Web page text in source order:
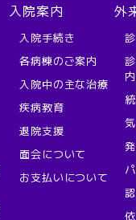
入院案内
入院手続き
各病棟のご案内
入院中の主な治療
疾病教育
退院支援
面会について
お支払いについて
外